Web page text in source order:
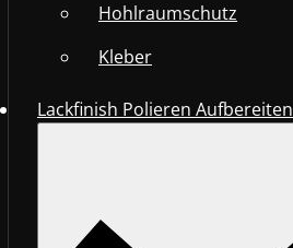
Hohlraumschutz
Kleber
Lackfinish Polieren Aufbereiten